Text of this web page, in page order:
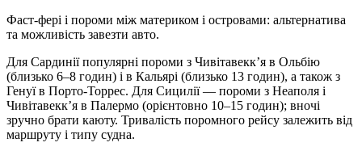
Фаст-фері і пороми між материком і островами: альтернатива
та можливість завезти авто.
Для Сардинії популярні пороми з Чивітавекк’я в Ольбію
(близько 6–8 годин) і в Кальярі (близько 13 годин), а також з
Генуї в Порто-Торрес. Для Сицилії — пороми з Неаполя і
Чивітавекк’я в Палермо (орієнтовно 10–15 годин); вночі
зручно брати каюту. Тривалість поромного рейсу залежить від
маршруту і типу судна.